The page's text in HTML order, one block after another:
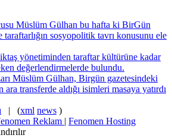
| (xml news )
Reklam | Fenomen Hosting